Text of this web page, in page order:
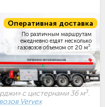
Оперативная доставка
По различным маршрутам
ежедневно ездят несколько
газовозов объемом от 20 м3
с цистернами 36 м3.
Vervex